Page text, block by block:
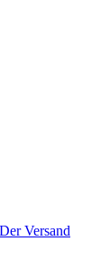
Versand